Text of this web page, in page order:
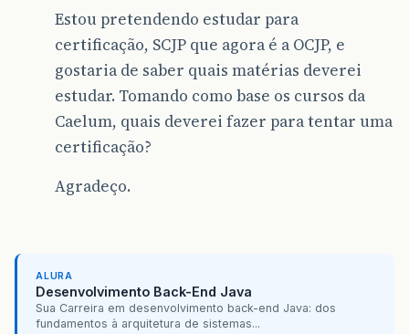
Estou pretendendo estudar para
certificação, SCJP que agora é a OCJP, e
gostaria de saber quais matérias deverei
estudar. Tomando como base os cursos da
Caelum, quais deverei fazer para tentar uma
certificação?
Agradeço.
ALURA
Desenvolvimento Back-End Java
Sua Carreira em desenvolvimento back-end Java: dos
fundamentos à arquitetura de sistemas...